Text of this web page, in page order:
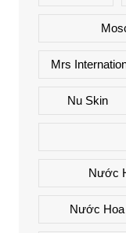
Mrs
Nu Skin
Nước
Nước Hoa